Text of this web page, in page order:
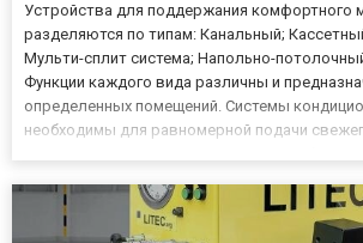
Устройства для поддержания комфортного
разделяются по типам: Канальный;
Мульти-сплит система; Напольно-
Функции каждого вида различны и
определенных помещений. Системы
необходимы для равномерной подачи
нужен мощный венти...